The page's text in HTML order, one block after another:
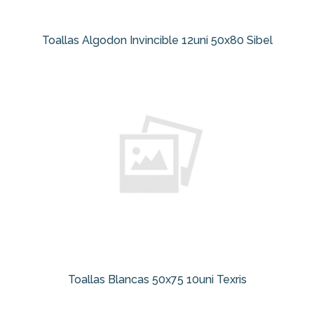
Toallas Algodon Invincible 12uni 50x80 Sibel
Toallas Blancas 50x75 10uni Texris